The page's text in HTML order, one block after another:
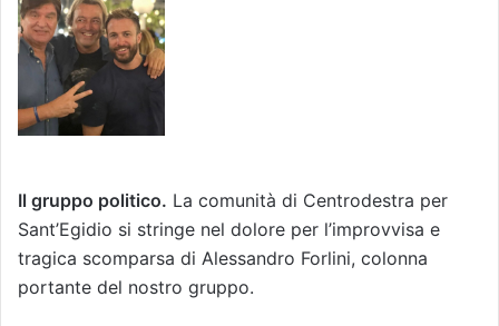
Il gruppo politico. La comunità di Centrodestra per
Sant’Egidio si stringe nel dolore per l’improvvisa e
tragica scomparsa di Alessandro Forlini, colonna
portante del nostro gruppo.